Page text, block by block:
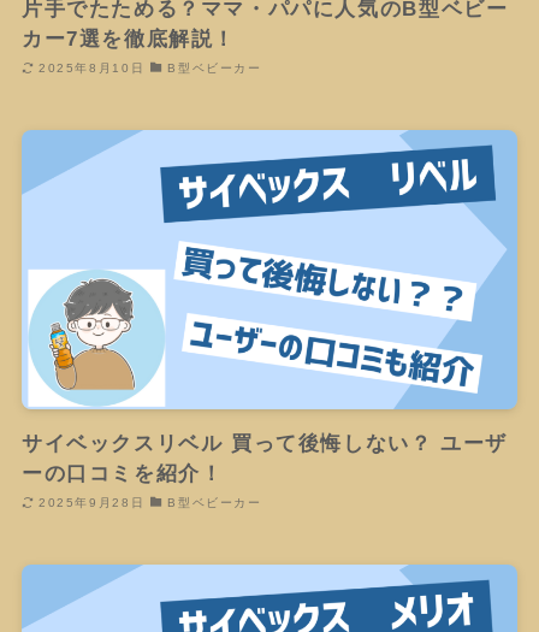
片手でたためる？ママ・パパに人気のB型ベビー
カー7選を徹底解説！
2025年8月10日 B型ベビーカー
サイベックスリベル 買って後悔しない？ ユーザ
ーの口コミを紹介！
2025年9月28日 B型ベビーカー